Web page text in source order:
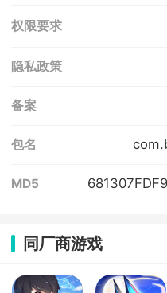
权限要求
隐私政策
备案
包名
MD5
同厂商游戏